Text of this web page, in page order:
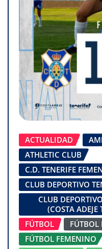
ACTUALIDAD
ATHLETIC CLUB
C.D. TENERIFE
CLUB DEPORTIVO
CLUB
(COSTA ADEJE
FÚTBOL
FÚTBOL
FÚTBOL FEMENINO